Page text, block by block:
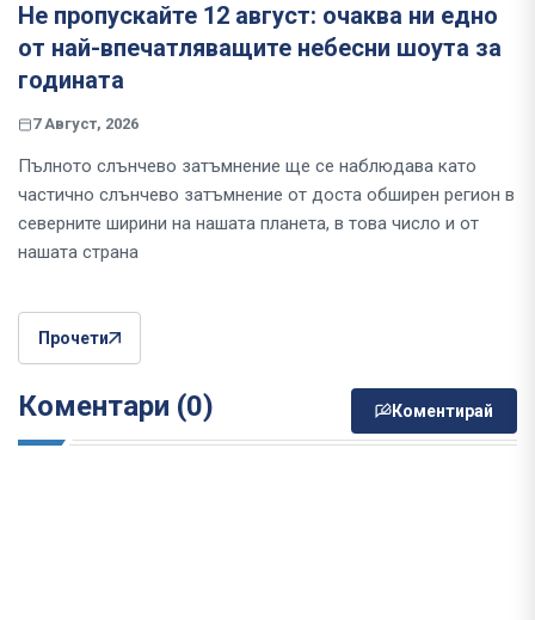
Не пропускайте 12 август: очаква ни едно
от най-впечатляващите небесни шоута за
годината
7 Август, 2026
Пълното слънчево затъмнение ще се наблюдава като
частично слънчево затъмнение от доста обширен регион в
северните ширини на нашата планета, в това число и от
нашата страна
Прочети
Коментари (0) Коментирай